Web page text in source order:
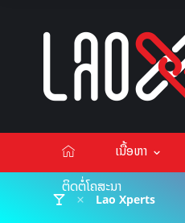
ເນື້ອຫາ
ຕິດຕໍ່ໂຄສະນາ
Lao Xperts